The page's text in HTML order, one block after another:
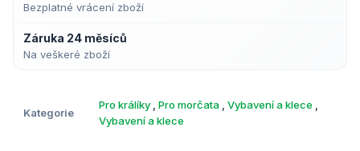
Bezplatné vrácení zboží
Záruka 24 měsíců
Na veškeré zboží
Kategorie
Pro králíky Pro morčata Vybavení a klece
Vybavení a klece